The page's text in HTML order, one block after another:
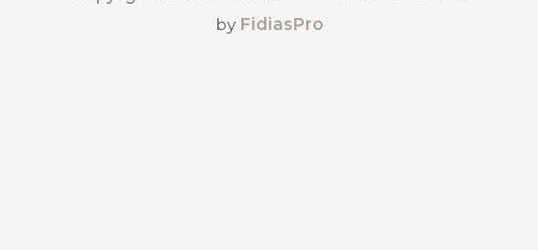
by FidiasPro